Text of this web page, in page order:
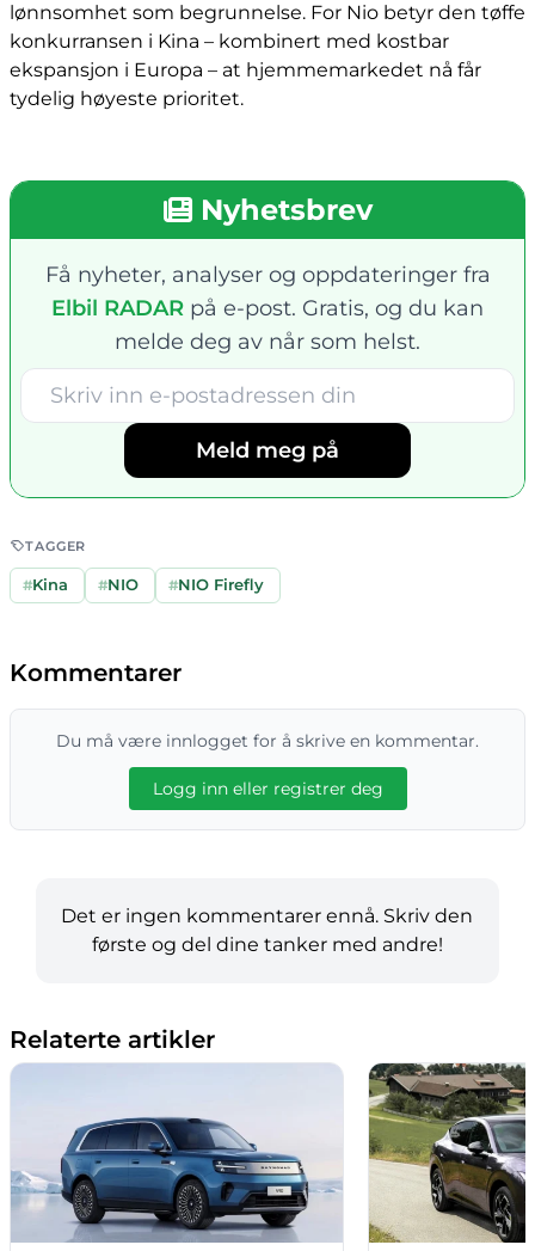
lønnsomhet som begrunnelse. For Nio betyr den tøffe
konkurransen i Kina – kombinert med kostbar
ekspansjon i Europa – at hjemmemarkedet nå får
tydelig høyeste prioritet.
Nyhetsbrev
Få nyheter, analyser og oppdateringer fra
Elbil RADAR på e-post. Gratis, og du kan
melde deg av når som helst.
Meld meg på
TAGGER
#Kina #NIO #NIO Firefly
Kommentarer
Du må være innlogget for å skrive en kommentar.
Logg inn eller registrer deg
Det er ingen kommentarer ennå. Skriv den
første og del dine tanker med andre!
Relaterte artikler